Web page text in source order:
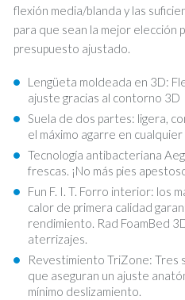
flexión media/blanda y las
para que sean la mejor elección
presupuesto ajustado.
Lengüeta moldeada en 3D:
ajuste gracias al contorno 3D
Suela de dos partes: ligera,
el máximo agarre en
Tecnología antibacteriana
frescas. ¡No más pies
Fun F. I. T. Forro interior: los
calor de primera calidad
rendimiento. Rad FoamBed
aterrizajes.
Revestimiento TriZone: Tres
que aseguran un ajuste
mínimo deslizamiento.